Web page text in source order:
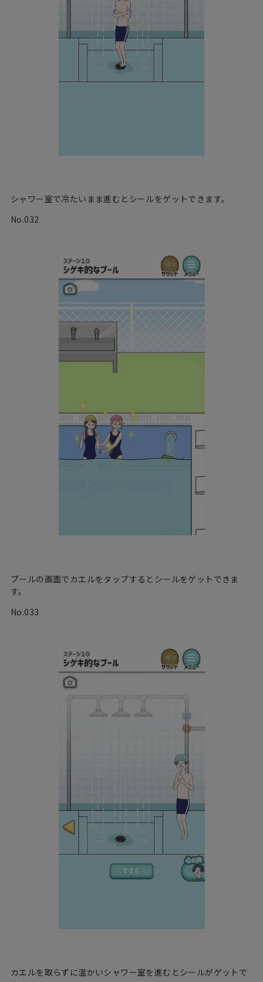
シャワー室で冷たいまま進むとシールをゲットできます。
No.032
プールの画面でカエルをタップするとシールをゲットできま
す。
No.033
カエルを取らずに温かいシャワー室を進むとシールがゲットで